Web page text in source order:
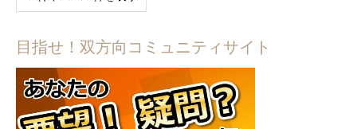
目指せ！双方向コミュニティサイト